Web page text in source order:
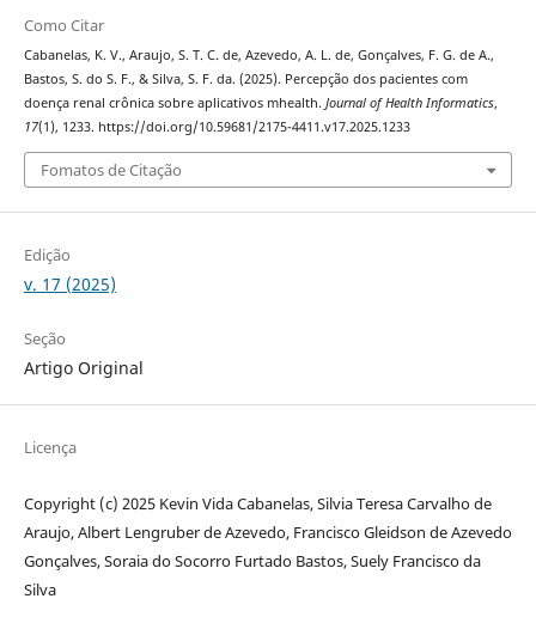
Como Citar
Cabanelas, K. V., Araujo, S. T. C. de, Azevedo, A. L. de, Gonçalves, F. G. de A.,
Bastos, S. do S. F., & Silva, S. F. da. (2025). Percepção dos pacientes com
doença renal crônica sobre aplicativos mhealth. Journal of Health Informatics,
17(1), 1233. https://doi.org/10.59681/2175-4411.v17.2025.1233
Fomatos de Citação
Edição
v. 17 (2025)
Seção
Artigo Original
Licença
Copyright (c) 2025 Kevin Vida Cabanelas, Silvia Teresa Carvalho de
Araujo, Albert Lengruber de Azevedo, Francisco Gleidson de Azevedo
Gonçalves, Soraia do Socorro Furtado Bastos, Suely Francisco da
Silva